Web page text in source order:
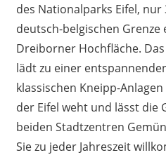
des Nationalparks Eifel,
deutsch-belgischen
Dreiborner Hochfläche.
lädt zu einer
klassischen Kneipp-
der Eifel weht und lässt die
beiden Stadtzentren
Sie zu jeder Jahreszeit